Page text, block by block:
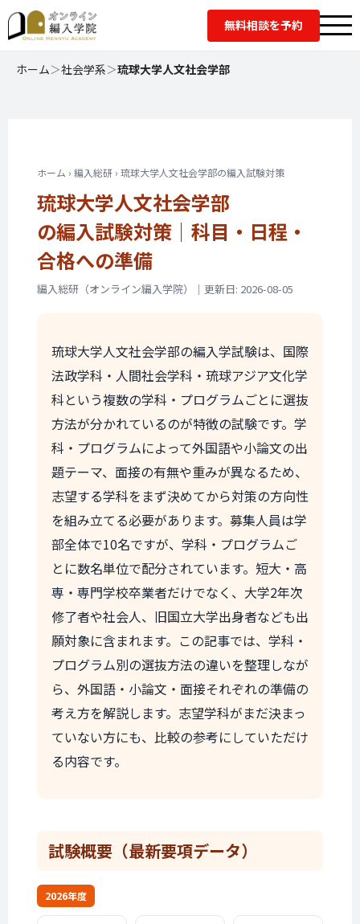
無料相談を予約
ホーム＞社会学系＞琉球大学人文社会学部
ホーム › 編入総研 › 琉球大学人文社会学部の編入試験対策
琉球大学人文社会学部
の編入試験対策｜ 科目・日程・
合格への準備
編入総研（オンライン編入学院）｜更新日: 2026-08-05
琉球大学人文社会学部の編入学試験は、国際
法政学科・人間社会学科・琉球アジア文化学
科という複数の学科・プログラムごとに選抜
方法が分かれているのが特徴の試験です。学
科・プログラムによって外国語や小論文の出
題テーマ、面接の有無や重みが異なるため、
志望する学科をまず決めてから対策の方向性
を組み立てる必要があります。募集人員は学
部全体で10名ですが、学科・プログラムご
とに数名単位で配分されています。短大・高
専・専門学校卒業者だけでなく、大学2年次
修了者や社会人、旧国立大学出身者なども出
願対象に含まれます。この記事では、学科・
プログラム別の選抜方法の違いを整理しなが
ら、外国語・小論文・面接それぞれの準備の
考え方を解説します。志望学科がまだ決まっ
ていない方にも、比較の参考にしていただけ
る内容です。
試験概要 （最新要項データ）
2026年度